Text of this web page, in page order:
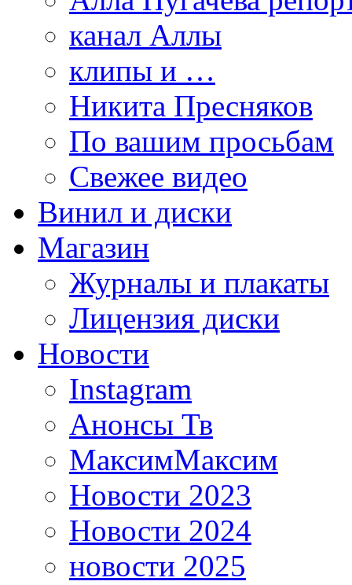
канал Аллы
клипы и …
Никита Пресняков
По вашим просьбам
Свежее видео
Винил и диски
Магазин
Журналы и плакаты
Лицензия диски
Новости
Instagram
Анонсы Тв
МаксимМаксим
Новости 2023
Новости 2024
новости 2025